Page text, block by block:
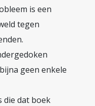
is een
tegen
geen enkele
die dat boek